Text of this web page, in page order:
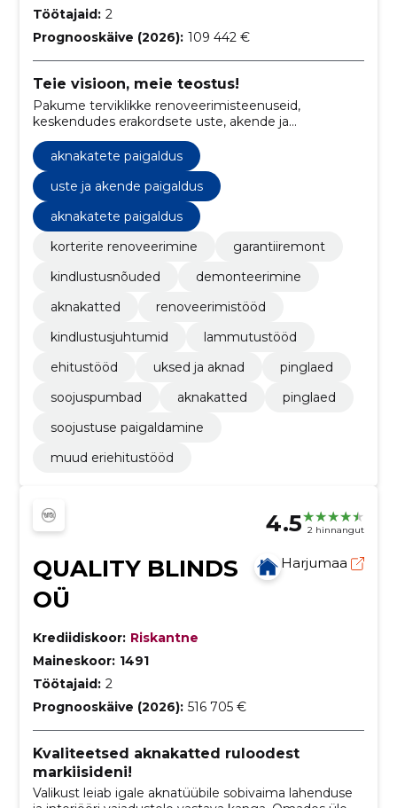
Töötajaid: 2
Prognooskäive (2026): 109 442 €
Teie visioon, meie teostus!
Pakume terviklikke renoveerimisteenuseid,
keskendudes erakordsete uste, akende ja
aknakatete paigaldus
uste ja akende paigaldus
aknakatete paigaldus
korterite renoveerimine
garantiiremont
kindlustusnõuded
demonteerimine
aknakatted
renoveerimistööd
kindlustusjuhtumid
lammutustööd
ehitustööd
uksed ja aknad
pinglaed
soojuspumbad
aknakatted
pinglaed
soojustuse paigaldamine
muud eriehitustööd
4.5 2 hinnangut
QUALITY BLINDS
OÜ
Harjumaa
Krediidiskoor: Riskantne
Maineskoor: 1491
Töötajaid: 2
Prognooskäive (2026): 516 705 €
Kvaliteetsed aknakatted ruloodest
markiisideni!
Valikust leiab igale aknatüübile sobivaima lahenduse